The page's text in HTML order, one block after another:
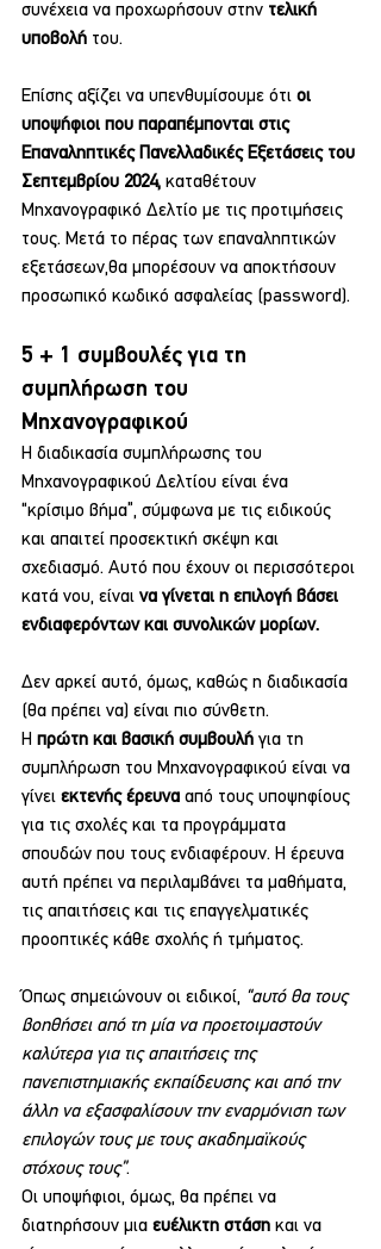
συνέχεια να προχωρήσουν στην τελική
υποβολή του.
Επίσης αξίζει να υπενθυμίσουμε ότι οι
υποψήφιοι που παραπέμπονται στις
Επαναληπτικές Πανελλαδικές Εξετάσεις του
Σεπτεμβρίου 2024, καταθέτουν
Μηχανογραφικό Δελτίο με τις προτιμήσεις
τους. Μετά το πέρας των επαναληπτικών
εξετάσεων,θα μπορέσουν να αποκτήσουν
προσωπικό κωδικό ασφαλείας (password).
5 + 1 συμβουλές για τη
συμπλήρωση του
Μηχανογραφικού
Η διαδικασία συμπλήρωσης του
Μηχανογραφικού Δελτίου είναι ένα
“κρίσιμο βήμα”, σύμφωνα με τις ειδικούς
και απαιτεί προσεκτική σκέψη και
σχεδιασμό. Αυτό που έχουν οι περισσότεροι
κατά νου, είναι να γίνεται η επιλογή βάσει
ενδιαφερόντων και συνολικών μορίων.
Δεν αρκεί αυτό, όμως, καθώς η διαδικασία
(θα πρέπει να) είναι πιο σύνθετη.
Η πρώτη και βασική συμβουλή για τη
συμπλήρωση του Μηχανογραφικού είναι να
γίνει εκτενής έρευνα από τους υποψηφίους
για τις σχολές και τα προγράμματα
σπουδών που τους ενδιαφέρουν. Η έρευνα
αυτή πρέπει να περιλαμβάνει τα μαθήματα,
τις απαιτήσεις και τις επαγγελματικές
προοπτικές κάθε σχολής ή τμήματος.
Όπως σημειώνουν οι ειδικοί, “αυτό θα τους
βοηθήσει από τη μία να προετοιμαστούν
καλύτερα για τις απαιτήσεις της
πανεπιστημιακής εκπαίδευσης και από την
άλλη να εξασφαλίσουν την εναρμόνιση των
επιλογών τους με τους ακαδημαϊκούς
στόχους τους”.
Οι υποψήφιοι, όμως, θα πρέπει να
διατηρήσουν μια ευέλικτη στάση και να